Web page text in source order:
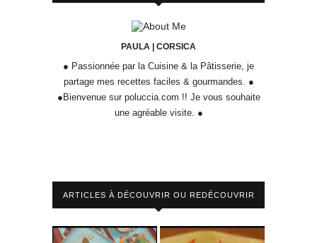
PAULA | CORSICA
● Passionnée par la Cuisine & la Pâtisserie, je
partage mes recettes faciles & gourmandes. ●
●Bienvenue sur poluccia.com !! Je vous souhaite
une agréable visite. ●
ARTICLES À DÉCOUVRIR OU REDÉCOUVRIR